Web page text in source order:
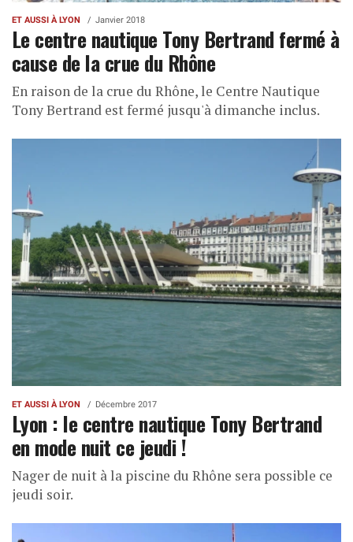
ET AUSSI À LYON Janvier 2018
Le centre nautique Tony Bertrand fermé à
cause de la crue du Rhône
En raison de la crue du Rhône, le Centre Nautique
Tony Bertrand est fermé jusqu'à dimanche inclus.
ET AUSSI À LYON Décembre 2017
Lyon : le centre nautique Tony Bertrand
en mode nuit ce jeudi !
Nager de nuit à la piscine du Rhône sera possible ce
jeudi soir.